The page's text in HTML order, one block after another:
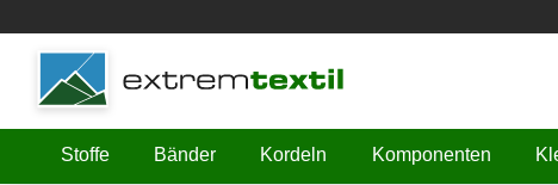
Shopware
Stoffe
Bänder Kordeln Komponenten